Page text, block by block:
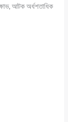
আটক অর্ধশতাধিক